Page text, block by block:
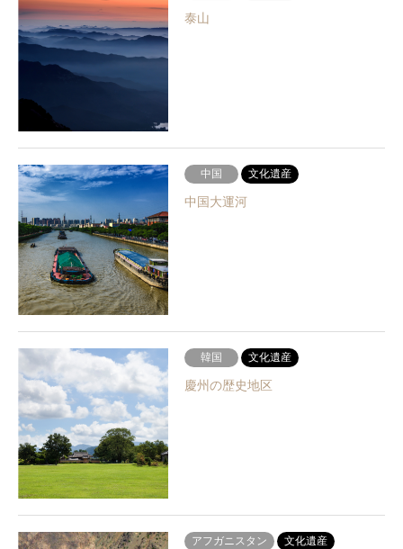
泰山
中国 文化遺産
中国大運河
韓国 文化遺産
慶州の歴史地区
アフガニスタン 文化遺産